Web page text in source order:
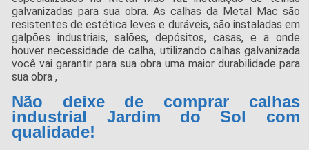
galvanizadas para sua obra. As calhas da Metal Mac são
resistentes de estética leves e duráveis, são instaladas em
galpões industriais, salões, depósitos, casas, e a onde
houver necessidade de calha, utilizando calhas galvanizada
você vai garantir para sua obra uma maior durabilidade para
sua obra ,
Não deixe de comprar calhas
industrial Jardim do Sol com
qualidade!